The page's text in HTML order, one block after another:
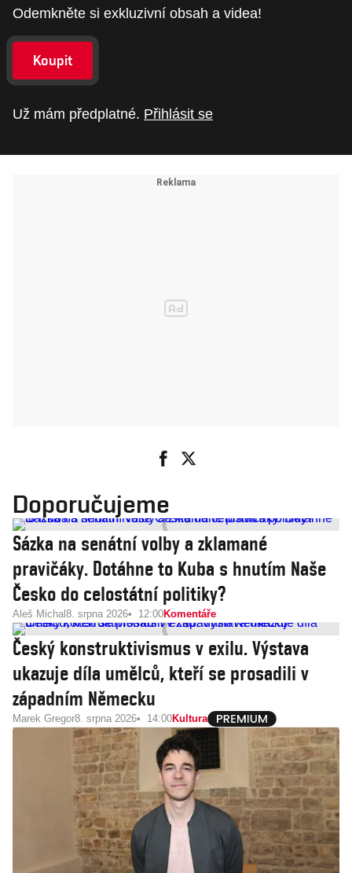
Odemkněte si exkluzivní obsah a videa!
Koupit
Už mám předplatné. Přihlásit se
Doporučujeme
Sázka na senátní volby a zklamané
pravičáky. Dotáhne to Kuba s hnutím Naše
Česko do celostátní politiky?
Aleš Michal 8. srpna 2026 12:00Komentáře
Český konstruktivismus v exilu. Výstava
ukazuje díla umělců, kteří se prosadili v
západním Německu
Marek Gregor8. srpna 2026 14:00Kultura